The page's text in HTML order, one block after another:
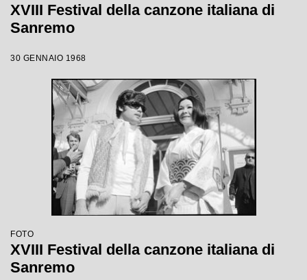
XVIII Festival della canzone italiana di
Sanremo
30 GENNAIO 1968
FOTO
XVIII Festival della canzone italiana di
Sanremo